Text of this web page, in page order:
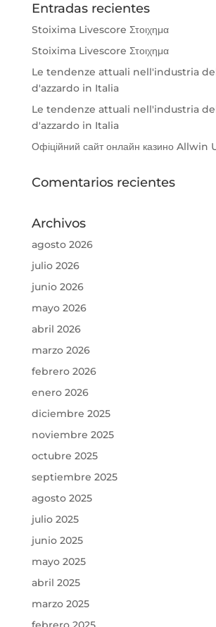
Entradas recientes
Stoixima Livescore Στοιχημα
Stoixima Livescore Στοιχημα
Le tendenze attuali nell'industria
d'azzardo in Italia
Le tendenze attuali nell'industria
d'azzardo in Italia
Офіційний сайт онлайн казино Allwin
Comentarios recientes
Archivos
agosto 2026
julio 2026
junio 2026
mayo 2026
abril 2026
marzo 2026
febrero 2026
enero 2026
diciembre 2025
noviembre 2025
octubre 2025
septiembre 2025
agosto 2025
julio 2025
junio 2025
mayo 2025
abril 2025
marzo 2025